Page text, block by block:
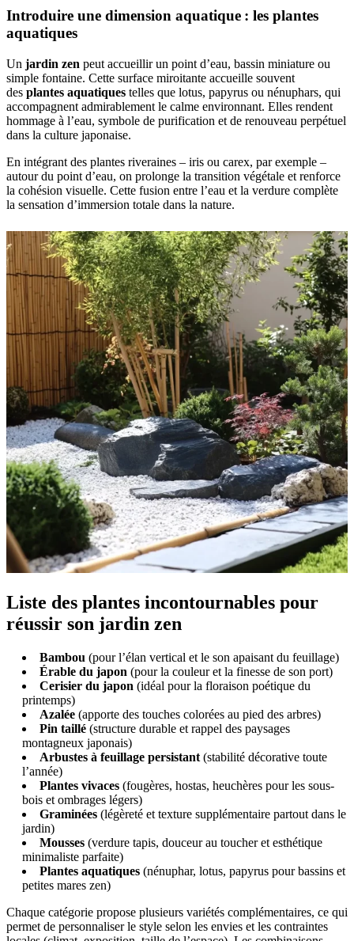
Introduire une dimension aquatique : les plantes
aquatiques
Un jardin zen peut accueillir un point d’eau, bassin miniature ou
simple fontaine. Cette surface miroitante accueille souvent
des plantes aquatiques telles que lotus, papyrus ou nénuphars, qui
accompagnent admirablement le calme environnant. Elles rendent
hommage à l’eau, symbole de purification et de renouveau perpétuel
dans la culture japonaise.
En intégrant des plantes riveraines – iris ou carex, par exemple –
autour du point d’eau, on prolonge la transition végétale et renforce
la cohésion visuelle. Cette fusion entre l’eau et la verdure complète
la sensation d’immersion totale dans la nature.
Liste des plantes incontournables pour
réussir son jardin zen
Bambou (pour l’élan vertical et le son apaisant du feuillage)
Érable du japon (pour la couleur et la finesse de son port)
Cerisier du japon (idéal pour la floraison poétique du
printemps)
Azalée (apporte des touches colorées au pied des arbres)
Pin taillé (structure durable et rappel des paysages
montagneux japonais)
Arbustes à feuillage persistant (stabilité décorative toute
l’année)
Plantes vivaces (fougères, hostas, heuchères pour les sous-
bois et ombrages légers)
Graminées (légèreté et texture supplémentaire partout dans le
jardin)
Mousses (verdure tapis, douceur au toucher et esthétique
minimaliste parfaite)
Plantes aquatiques (nénuphar, lotus, papyrus pour bassins et
petites mares zen)
Chaque catégorie propose plusieurs variétés complémentaires, ce qui
permet de personnaliser le style selon les envies et les contraintes